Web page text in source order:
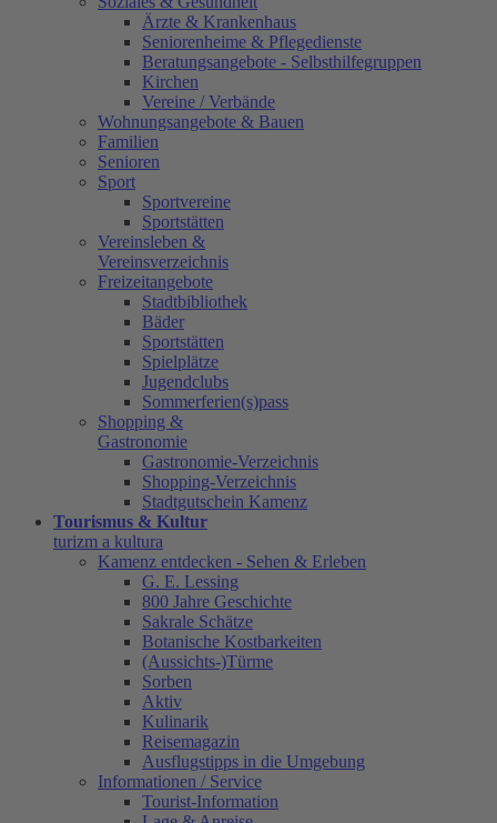
Ärzte & Krankenhaus
Seniorenheime & Pflegedienste
Beratungsangebote - Selbsthilfegruppen
Kirchen
Vereine / Verbände
Wohnungsangebote & Bauen
Familien
Senioren
Sport
Sportvereine
Sportstätten
Vereinsleben &
Vereinsverzeichnis
Freizeitangebote
Stadtbibliothek
Bäder
Sportstätten
Spielplätze
Jugendclubs
Sommerferien(s)pass
Shopping &
Gastronomie
Gastronomie-Verzeichnis
Shopping-Verzeichnis
Stadtgutschein Kamenz
Tourismus & Kultur
turizm a kultura
Kamenz entdecken - Sehen & Erleben
G. E. Lessing
800 Jahre Geschichte
Sakrale Schätze
Botanische Kostbarkeiten
(Aussichts-)Türme
Sorben
Aktiv
Kulinarik
Reisemagazin
Ausflugstipps in die Umgebung
Informationen / Service
Tourist-Information